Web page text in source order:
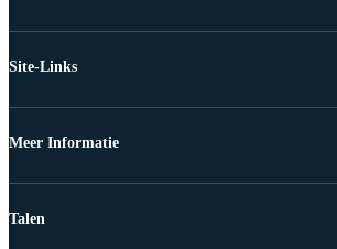
Site-Links
Meer Informatie
Talen